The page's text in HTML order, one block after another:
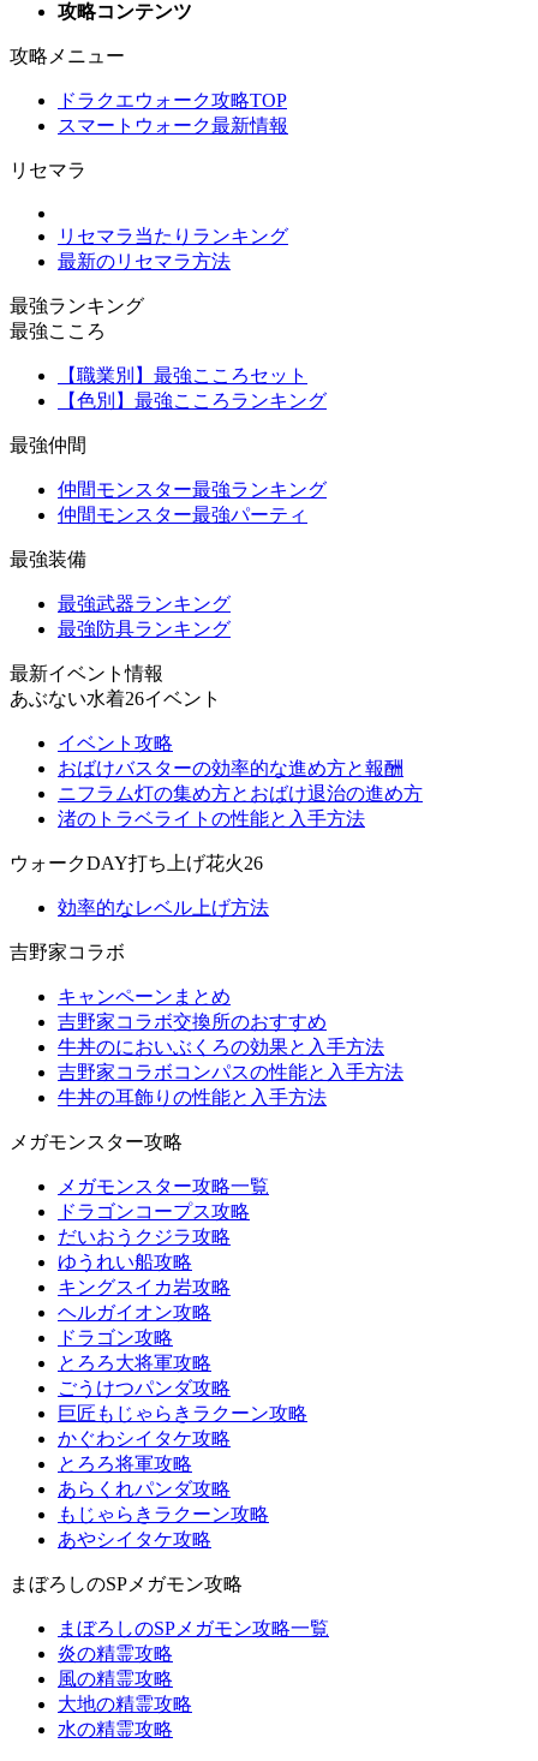
攻略コンテンツ
攻略メニュー
ドラクエウォーク攻略TOP
スマートウォーク最新情報
リセマラ
リセマラ当たりランキング
最新のリセマラ方法
最強ランキング
最強こころ
【職業別】最強こころセット
【色別】最強こころランキング
最強仲間
仲間モンスター最強ランキング
仲間モンスター最強パーティ
最強装備
最強武器ランキング
最強防具ランキング
最新イベント情報
あぶない水着26イベント
イベント攻略
おばけバスターの効率的な進め方と報酬
ニフラム灯の集め方とおばけ退治の進め方
渚のトラベライトの性能と入手方法
ウォークDAY打ち上げ花火26
効率的なレベル上げ方法
吉野家コラボ
キャンペーンまとめ
吉野家コラボ交換所のおすすめ
牛丼のにおいぶくろの効果と入手方法
吉野家コラボコンパスの性能と入手方法
牛丼の耳飾りの性能と入手方法
メガモンスター攻略
メガモンスター攻略一覧
ドラゴンコープス攻略
だいおうクジラ攻略
ゆうれい船攻略
キングスイカ岩攻略
ヘルガイオン攻略
ドラゴン攻略
とろろ大将軍攻略
ごうけつパンダ攻略
巨匠もじゃらきラクーン攻略
かぐわシイタケ攻略
とろろ将軍攻略
あらくれパンダ攻略
もじゃらきラクーン攻略
あやシイタケ攻略
まぼろしのSPメガモン攻略
まぼろしのSPメガモン攻略一覧
炎の精霊攻略
風の精霊攻略
大地の精霊攻略
水の精霊攻略